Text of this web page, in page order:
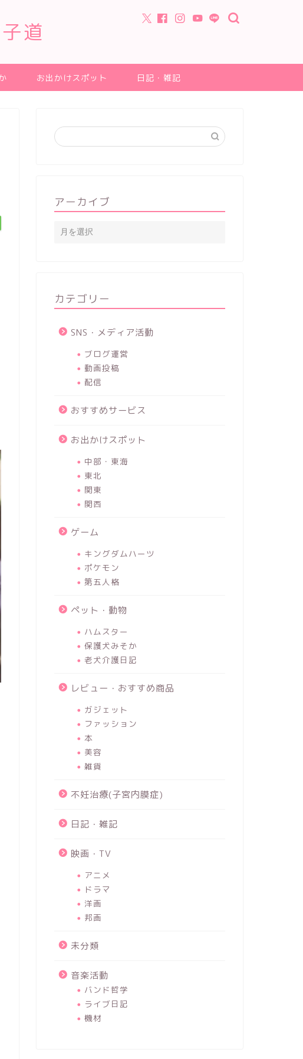
道
お出かけスポット 日記・雑記
アーカイブ
カテゴリー
SNS・メディア活動
ブログ運営
動画投稿
配信
おすすめサービス
お出かけスポット
中部・東海
東北
関東
関西
ゲーム
キングダムハーツ
ポケモン
第五人格
ペット・動物
ハムスター
保護犬みそか
老犬介護日記
レビュー・おすすめ商品
ガジェット
ファッション
本
美容
雑貨
不妊治療(子宮内膜症)
日記・雑記
映画・TV
アニメ
ドラマ
洋画
邦画
未分類
音楽活動
バンド哲学
ライブ日記
機材